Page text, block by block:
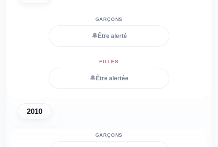
🔔 Être alerté
🔔 Être alertée
2010